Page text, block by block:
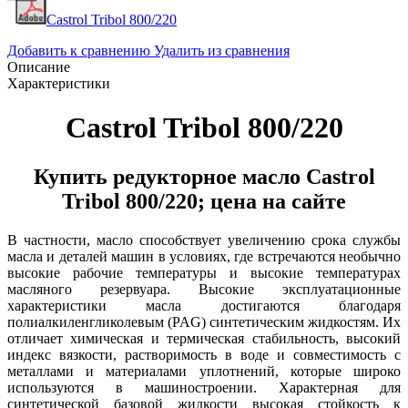
Castrol Tribol 800/220
Добавить к сравнению Удалить из сравнения
Описание
Характеристики
Castrol Tribol 800/220
Купить редукторное масло Castrol
Tribol 800/220; цена на сайте
В частности, масло способствует увеличению срока службы
масла и деталей машин в условиях, где встречаются необычно
высокие рабочие температуры и высокие температурах
масляного резервуара. Высокие эксплуатационные
характеристики масла достигаются благодаря
полиалкиленгликолевым (PAG) синтетическим жидкостям. Их
отличает химическая и термическая стабильность, высокий
индекс вязкости, растворимость в воде и совместимость с
металлами и материалами уплотнений, которые широко
используются в машиностроении. Характерная для
синтетической базовой жидкости высокая стойкость к